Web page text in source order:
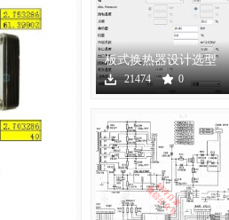
板式换热器设计选型
软件下载
21474 0